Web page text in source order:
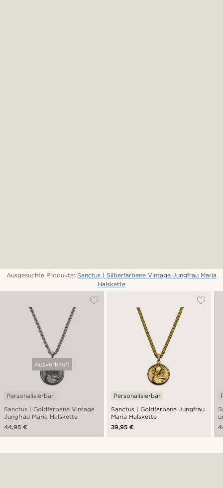
Ausgesuchte Produkte: Sanctus | Silberfarbene Vintage Jungfrau Maria
Halskette
Ausverkauft
Sanctus | Goldfarbene Vintage
Jungfrau Maria Halskette
Personalisierbar
44,95 €
Sanctus | Goldfarbene Jungfrau
Maria Halskette
Personalisierbar
39,95 €